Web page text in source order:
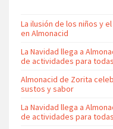
La ilusión de los niños y
en Almonacid
La Navidad llega a
de actividades para
Almonacid de Zorita
sustos y sabor
La Navidad llega a
de actividades para